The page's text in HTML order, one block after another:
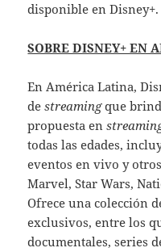
disponible en Disney+.
SOBRE DISNEY+ EN
En América Latina,
destreamingque
propuesta en
todas las edades,
eventos en vivo y
Marvel, Star Wars,
Ofrece una colección
exclusivos, entre los
documentales, series